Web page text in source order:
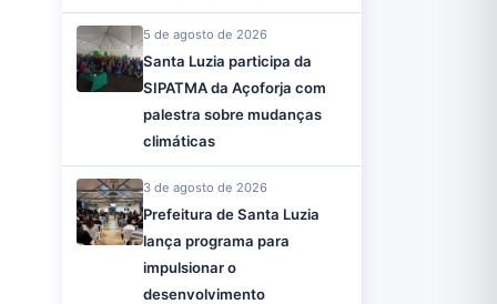
5 de agosto de 2026
Santa Luzia participa da
SIPATMA da Açoforja com
palestra sobre mudanças
climáticas
3 de agosto de 2026
Prefeitura de Santa Luzia
lança programa para
impulsionar o
desenvolvimento